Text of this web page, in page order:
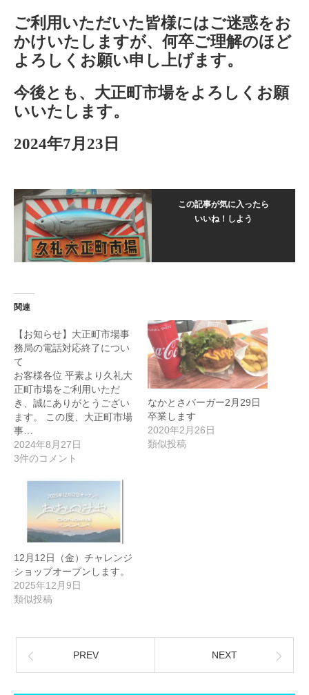
ご利用いただいた皆様にはご迷惑をお
かけいたしますが、何卒ご理解のほど
よろしくお願い申し上げます。
今後とも、大正町市場をよろしくお願
いいたします。
2024年7月23日
この記事が気に入ったら
いいね！しよう
関連
【お知らせ】大正町市場事
務局の電話対応終了につい
て
お客様各位 平素より久礼大
正町市場をご利用いただ
き、誠にありがとうござい
ます。 この度、大正町市場
事…
2024年8月27日
3件のコメント
なかとさバーガー2月29日
卒業します
2020年2月26日
類似投稿
12月12日（金）チャレンジ
ショップオープンします。
2025年12月9日
類似投稿
PREV NEXT